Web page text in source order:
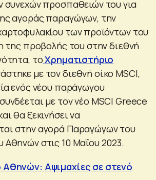
συνεχών προσπαθειών του για
αγοράς παραγώγων, την
των προϊόντων του
της προβολής του στην διεθνή
τοΧρηματιστήριο
με τον διεθνή οίκο ΜSCI,
ενός νέου παράγωγου
με τον νέο MSCI Greece
θα ξεκινήσει να
στην αγορά Παραγώγων του
Αθηνών στις 10 Μαΐου 2023.
Αθηνών: Αψιμαχίες σε στενό